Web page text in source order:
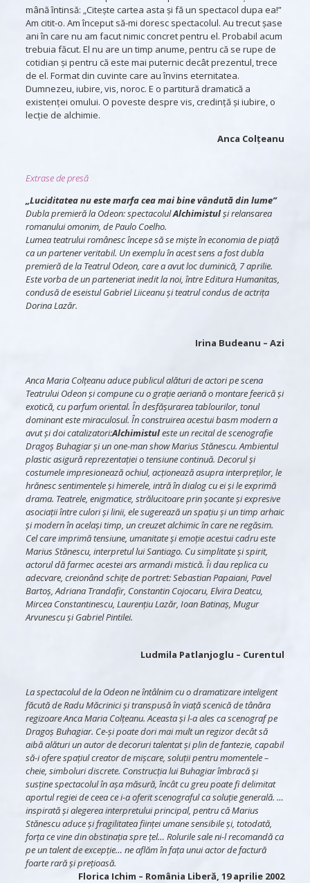
mână întinsă: „Citește cartea asta și fă un spectacol dupa ea!”
Am citit-o. Am început să-mi doresc spectacolul. Au trecut șase
ani în care nu am facut nimic concret pentru el. Probabil acum
trebuia făcut. El nu are un timp anume, pentru că se rupe de
cotidian și pentru că este mai puternic decât prezentul, trece
de el. Format din cuvinte care au învins eternitatea.
Dumnezeu, iubire, vis, noroc. E o partitură dramatică a
existenței omului. O poveste despre vis, credință și iubire, o
lecție de alchimie.
Anca Colțeanu
Extrase de presă
„Luciditatea nu este marfa cea mai bine vândută din lume”
Dubla premieră la Odeon: spectacolulAlchimistulși relansarea
romanului omonim, de Paulo Coelho.
Lumea teatrului românesc începe să se miște în economia de piață
ca un partener veritabil. Un exemplu în acest sens a fost dubla
premieră de la Teatrul Odeon, care a avut loc duminică, 7 aprilie.
Este vorba de un parteneriat inedit la noi, între Editura Humanitas,
condusă de eseistul Gabriel Liiceanu și teatrul condus de actrița
Dorina Lazăr.
Irina Budeanu – Azi
Anca Maria Colțeanu aduce publicul alături de actori pe scena
Teatrului Odeon și compune cu o grație aeriană o montare feerică și
exotică, cu parfum oriental. În desfășurarea tablourilor, tonul
dominant este miraculosul. În construirea acestui basm modern a
avut și doi catalizatori:Alchimistuleste un recital de scenografie
Dragoș Buhagiar și un one-man show Marius Stănescu. Ambientul
plastic asigură reprezentației o tensiune continuă. Decorul și
costumele impresionează ochiul, acționează asupra interpreților, le
hrănesc sentimentele și himerele, intră în dialog cu ei și le exprimă
drama. Teatrele, enigmatice, strălucitoare prin șocante și expresive
asociații între culori și linii, ele sugerează un spațiu și un timp arhaic
și modern în același timp, un creuzet alchimic în care ne regăsim.
Cel care imprimă tensiune, umanitate și emoție acestui cadru este
Marius Stănescu, interpretul lui Santiago. Cu simplitate și spirit,
actorul dă farmec acestei ars armandi mistică. Îi dau replica cu
adecvare, creionând schițe de portret: Sebastian Papaiani, Pavel
Bartoș, Adriana Trandafir, Constantin Cojocaru, Elvira Deatcu,
Mircea Constantinescu, Laurențiu Lazăr, Ioan Batinaș, Mugur
Arvunescu și Gabriel Pintilei.
Ludmila Patlanjoglu – Curentul
La spectacolul de la Odeon ne întâlnim cu o dramatizare inteligent
făcută de Radu Măcrinici și transpusă în viață scenică de tânăra
regizoare Anca Maria Colțeanu. Aceasta și l-a ales ca scenograf pe
Dragoș Buhagiar. Ce-și poate dori mai mult un regizor decât să
aibă alături un autor de decoruri talentat și plin de fantezie, capabil
să-i ofere spațiul creator de mișcare, soluții pentru momentele –
cheie, simboluri discrete. Construcția lui Buhagiar îmbracă și
susține spectacolul în așa măsură, încât cu greu poate fi delimitat
aportul regiei de ceea ce i-a oferit scenograful ca soluție generală. …
inspirată și alegerea interpretului principal, pentru că Marius
Stănescu aduce și fragilitatea ființei umane sensibile și, totodată,
forța ce vine din obstinația spre țel… Rolurile sale ni-l recomandă ca
pe un talent de excepție… ne aflăm în fața unui actor de factură
foarte rară și prețioasă.
Florica Ichim – România Liberă, 19 aprilie 2002